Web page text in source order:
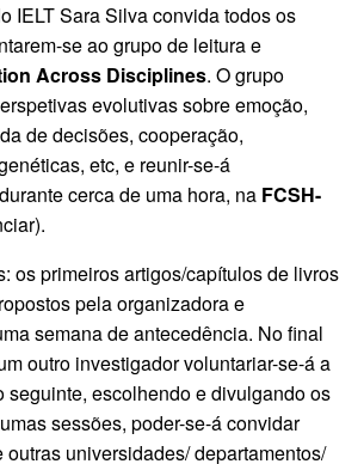
IELT Sara Silva convida todos os
se ao grupo de leitura e
Across Disciplines. O grupo
evolutivas sobre emoção,
de decisões, cooperação,
etc, e reunir-se-á
cerca de uma hora, na FCSH-
os primeiros artigos/capítulos de livros
pela organizadora e
semana de antecedência. No final
outro investigador voluntariar-se-á a
seguinte, escolhendo e divulgando os
sessões, poder-se-á convidar
outras universidades/ departamentos/